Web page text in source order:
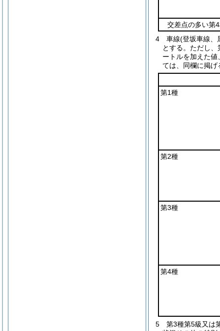
交差点の多い第
4
車線(登坂車線、
とする。 ただし、
ートルを加えた
ては、同欄に掲げ
第1種
第2種
第3種
第4種
5
第3種第5級又は